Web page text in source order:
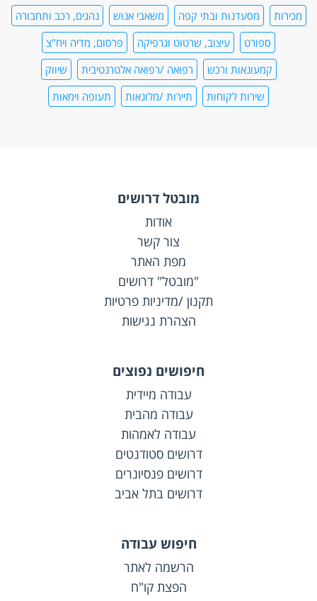
מכירות
מסעדנות ובתי קפה משאבי אנוש
נהגים, רכב ותחבורה
ספורט
עיצוב, שרטוט וגרפיקה
פרסום, מדיה ויח"צ
קמעונאות ורכש
רפואה /רפואה אלטרנטיבית
שיווק
שירות לקוחות
תיירות /מלונאות תעופה וימאות
מובטל דרושים
אודות
צור קשר
מפת האתר
"מובטל" דרושים
תקנון /מדיניות פרטיות
הצהרת נגישות
חיפושים נפוצים
עבודה מיידית
עבודה מהבית
עבודה לאמהות
דרושים סטודנטים
דרושים פנסיונרים
דרושים בתל אביב
חיפוש עבודה
הרשמה לאתר
הפצת קו"ח